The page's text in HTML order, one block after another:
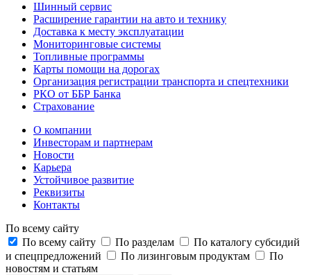
Шинный сервис
Расширение гарантии на авто и технику
Доставка к месту эксплуатации
Мониторинговые системы
Топливные программы
Карты помощи на дорогах
Организация регистрации транспорта и спецтехники
РКО от ББР Банка
Страхование
О компании
Инвесторам и партнерам
Новости
Карьера
Устойчивое развитие
Реквизиты
Контакты
По всему сайту
По всему сайту
По разделам
По каталогу субсидий
и спецпредложений
По лизинговым продуктам
По
новостям и статьям